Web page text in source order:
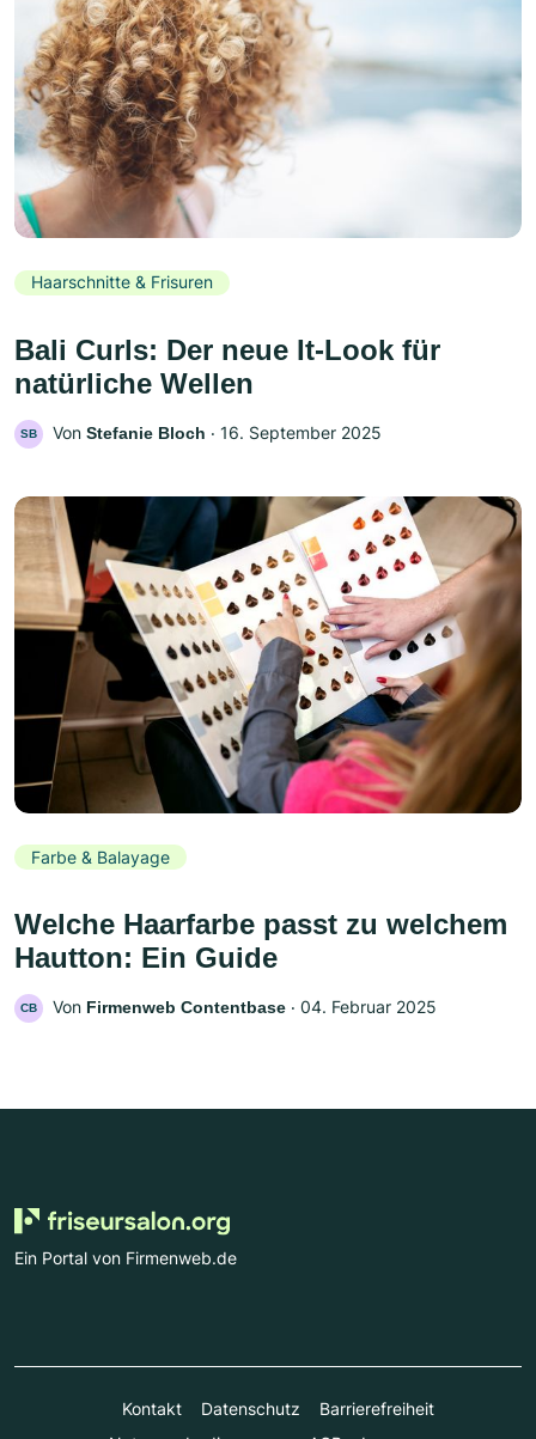
Haarschnitte & Frisuren
Bali Curls: Der neue It-Look für
natürliche Wellen
SB Von Stefanie Bloch ‧ 16. September 2025
Farbe & Balayage
Welche Haarfarbe passt zu welchem
Hautton: Ein Guide
CB Von Firmenweb Contentbase ‧ 04. Februar 2025
Ein Portal von Firmenweb.de
Kontakt Datenschutz
Barrierefreiheit